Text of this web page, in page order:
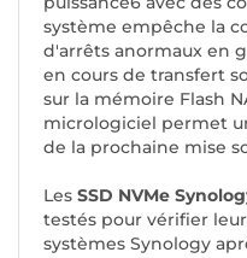
système empêche la
d'arrêts anormaux en
en cours de transfert
sur la mémoire Flash
micrologiciel permet
de la prochaine mise
Les SSD NVMe
testés pour vérifier
systèmes Synology